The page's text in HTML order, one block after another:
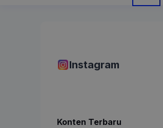
Instagram
Konten Terbaru